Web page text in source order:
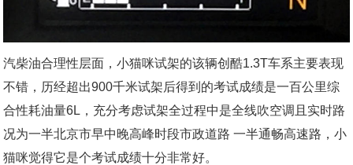
汽柴油合理性层面，小猫咪试架的该辆创酷1.3T车系主要表现
不错，历经超出900千米试架后得到的考试成绩是一百公里综
合性耗油量6L，充分考虑试架全过程中是全线吹空调且实时路
况为一半北京市早中晚高峰时段市政道路 一半通畅高速路，小
猫咪觉得它是个考试成绩十分非常好。